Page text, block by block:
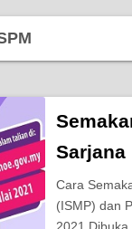
Sarjana
Cara
(ISMP) dan